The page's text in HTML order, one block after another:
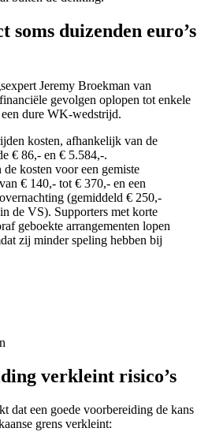
soms duizenden euro’s
Jeremy Broekman van
gevolgen oplopen tot enkele
dure WK-wedstrijd.
kosten, afhankelijk van de
€ 86,- en € 5.584,-.
kosten voor een gemiste
€ 140,- tot € 370,- en een
(gemiddeld € 250,-
de VS). Supporters met korte
geboekte arrangementen lopen
zij minder speling hebben bij
verkleint risico’s
dat een goede voorbereiding de kans
grens verkleint: